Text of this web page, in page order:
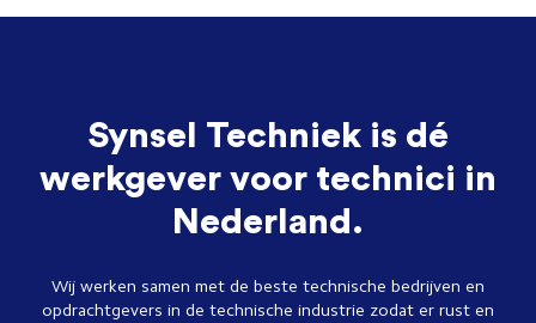
Synsel Techniek is dé
werkgever voor technici in
Nederland.
Wij werken samen met de beste technische bedrijven en
opdrachtgevers in de technische industrie zodat er rust en